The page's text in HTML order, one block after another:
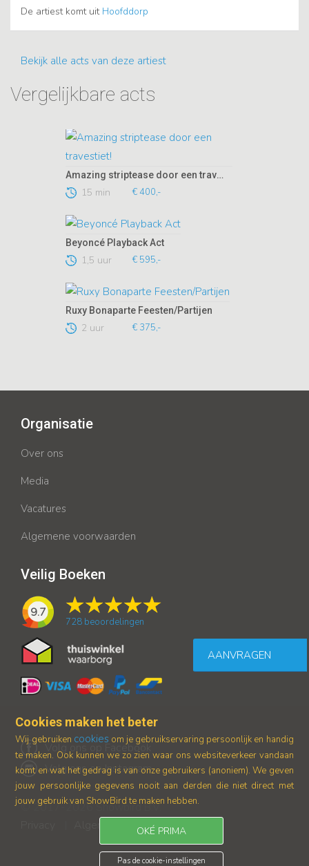
De artiest komt uit Hoofddorp
Bekijk alle acts van deze artiest
Vergelijkbare acts
Amazing striptease door een travestiet!
15 min € 400,-
Beyoncé Playback Act
1,5 uur € 595,-
Ruxy Bonaparte Feesten/Partijen
2 uur € 375,-
AANVRAGEN
Organisatie
Over ons
Media
Vacatures
Algemene voorwaarden
Veilig Boeken
9.7
728 beoordelingen
© 2017-2026 Showbird B.V.
Algemene voorwaarden
Volg ons op Facebook
Volg ons op Instagram
Cookies maken het beter
Wij gebruiken cookies om je gebruikservaring persoonlijk en handig
te maken. Ook kunnen we zo zien waar ons websiteverkeer vandaan
komt en wat het gedrag is van onze gebruikers (anoniem). We geven
jouw persoonlijke gegevens nooit aan derden die niet direct met
jouw gebruik van ShowBird te maken hebben.
OKÉ PRIMA
Pas de cookie-instellingen